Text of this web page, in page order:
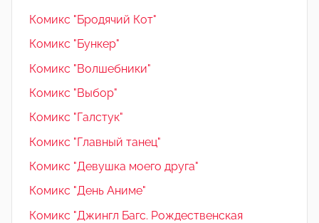
Комикс "Бродячий Кот"
Комикс "Бункер"
Комикс "Волшебники"
Комикс "Выбор"
Комикс "Галстук"
Комикс "Главный танец"
Комикс "Девушка моего друга"
Комикс "День Аниме"
Комикс "Джингл Багс. Рождественская